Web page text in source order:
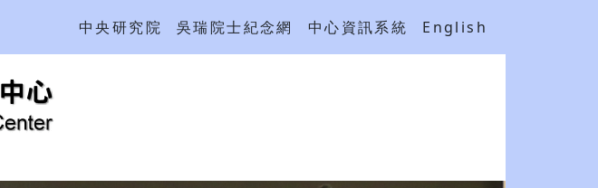
中央研究院 吳瑞院士紀念網 中心資訊系統 English